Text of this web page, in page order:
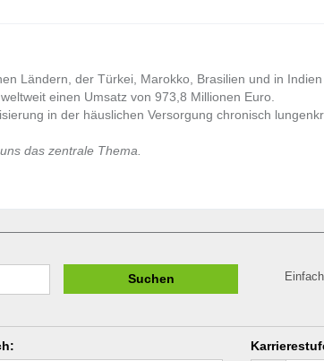
Ländern, der Türkei, Marokko, Brasilien und in
einen Umsatz von 973,8 Millionen Euro.
in der häuslichen Versorgung chronisch
das zentrale Thema.
Suchen
: